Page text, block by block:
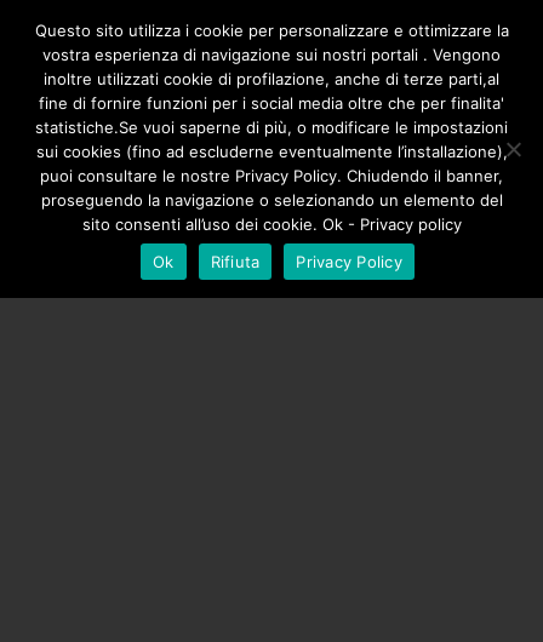
Questo sito utilizza i cookie per personalizzare e ottimizzare la
vostra esperienza di navigazione sui nostri portali . Vengono
inoltre utilizzati cookie di profilazione, anche di terze parti,al
fine di fornire funzioni per i social media oltre che per finalita'
statistiche.Se vuoi saperne di più, o modificare le impostazioni
sui cookies (fino ad escluderne eventualmente l’installazione),
puoi consultare le nostre Privacy Policy. Chiudendo il banner,
proseguendo la navigazione o selezionando un elemento del
sito consenti all’uso dei cookie. Ok - Privacy policy
Ok
Rifiuta Privacy Policy